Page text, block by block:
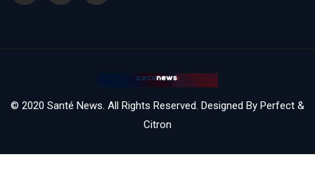
© 2020 Santé News. All Rights Reserved. Designed By Perfect &
Citron